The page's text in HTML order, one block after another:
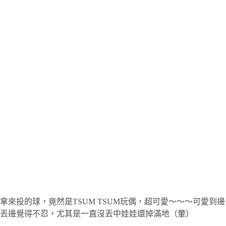
拿來投的球，竟然是TSUM TSUM玩偶，超可愛～～～可愛到邊
丟邊覺得不忍，尤其是一直沒丟中娃娃還掉滿地（暈）